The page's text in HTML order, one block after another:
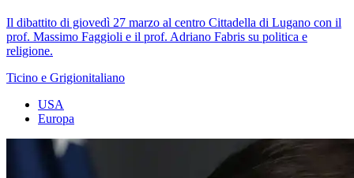
Il dibattito di giovedì 27 marzo al centro Cittadella di Lugano con il
prof. Massimo Faggioli e il prof. Adriano Fabris su politica e
religione.
Ticino e Grigionitaliano
USA
Europa